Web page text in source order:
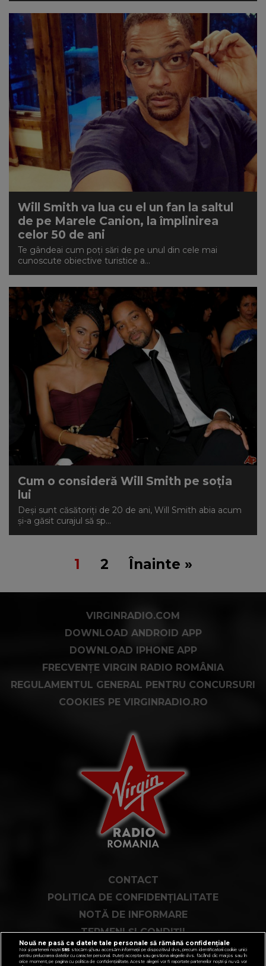
Will Smith va lua cu el un fan la saltul
de pe Marele Canion, la împlinirea
celor 50 de ani
Te gândeai cum poți sări de pe unul din cele mai
cunoscute obiective turistice a...
Cum o consideră Will Smith pe soția
lui
Deși sunt căsătoriți de 20 de ani, Will Smith abia acum
și-a găsit curajul să sp...
1 2 Înainte »
VIRGINRADIO.COM
DOWNLOAD ANDROID APP
DOWNLOAD IPHONE APP
FRECVENȚE VIRGIN RADIO ROMÂNIA
REGULAMENTUL GENERAL PENTRU CONCURSURI
COOKIES PE VIRGINRADIO.RO
CONTACT
POLITICA DE CONFIDENȚIALITATE
NOTĂ DE INFORMARE
TERMENI ȘI CONDIȚII
COD DEONTOLOGIC
Nouă ne pasă ca datele tale personale să rămână confidențiale
Noi și partenerii noștri585 stocăm și/sau accesăm informații pe dispozitivul dvs., precum identificatorii cookie unici
pentru prelucrarea datelor cu caracter personal. Puteți accepta sau gestiona alegerile dvs. făcând clic mai jos sau în
orice moment, pe pagina cu politica de confidențialitate. Aceste alegeri vor fi raportate partenerilor noștri și nu vă vor